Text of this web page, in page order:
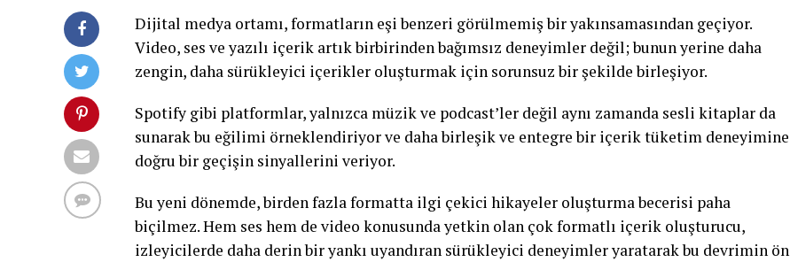
Dijital medya ortamı, formatların eşi benzeri görülmemiş bir yakınsamasından geçiyor.
Video, ses ve yazılı içerik artık birbirinden bağımsız deneyimler değil; bunun yerine daha
zengin, daha sürükleyici içerikler oluşturmak için sorunsuz bir şekilde birleşiyor.
Spotify gibi platformlar, yalnızca müzik ve podcast’ler değil aynı zamanda sesli kitaplar da
sunarak bu eğilimi örneklendiriyor ve daha birleşik ve entegre bir içerik tüketim deneyimine
doğru bir geçişin sinyallerini veriyor.
Bu yeni dönemde, birden fazla formatta ilgi çekici hikayeler oluşturma becerisi paha
biçilmez. Hem ses hem de video konusunda yetkin olan çok formatlı içerik oluşturucu,
izleyicilerde daha derin bir yankı uyandıran sürükleyici deneyimler yaratarak bu devrimin ön